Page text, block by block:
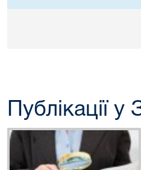
Публікації у